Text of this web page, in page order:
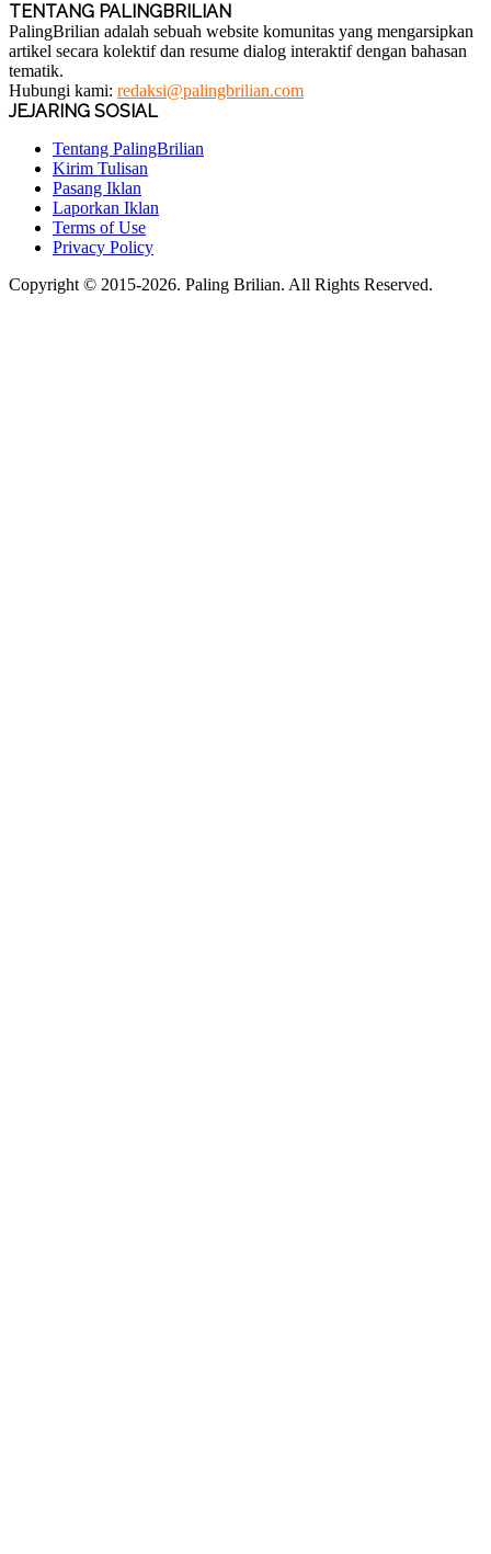
TENTANG PALINGBRILIAN
PalingBrilian adalah sebuah website komunitas yang mengarsipkan
artikel secara kolektif dan resume dialog interaktif dengan bahasan
tematik.
Hubungi kami: redaksi@palingbrilian.com
JEJARING SOSIAL
Tentang PalingBrilian
Kirim Tulisan
Pasang Iklan
Laporkan Iklan
Terms of Use
Privacy Policy
Copyright © 2015-2026. Paling Brilian. All Rights Reserved.